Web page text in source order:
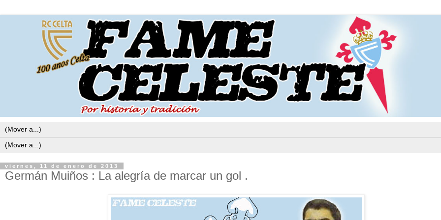
viernes, 11 de enero de 2013
Germán Muiños : La alegría de marcar un gol .